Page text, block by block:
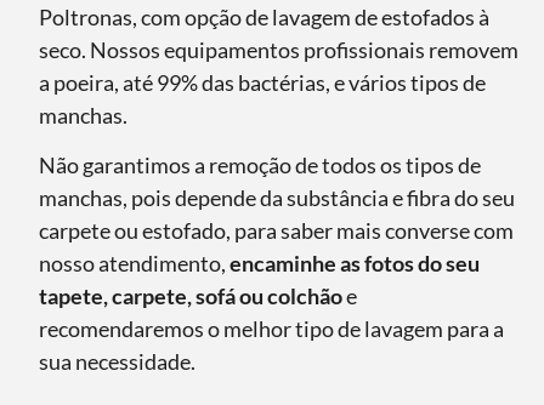
Poltronas, com opção de lavagem de estofados à
seco. Nossos equipamentos profissionais removem
a poeira, até 99% das bactérias, e vários tipos de
manchas.
Não garantimos a remoção de todos os tipos de
manchas, pois depende da substância e fibra do seu
carpete ou estofado, para saber mais converse com
nosso atendimento,encaminhe as fotos do seu
tapete, carpete, sofá ou colchãoe
recomendaremos o melhor tipo de lavagem para a
sua necessidade.